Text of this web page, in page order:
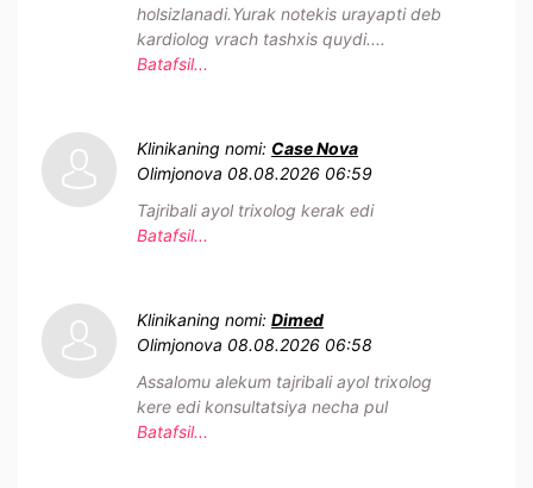
holsizlanadi.Yurak notekis urayapti deb
kardiolog vrach tashxis quydi....
Batafsil...
Klinikaning nomi: Case Nova
Olimjonova 08.08.2026 06:59
Tajribali ayol trixolog kerak edi
Batafsil...
Klinikaning nomi: Dimed
Olimjonova 08.08.2026 06:58
Assalomu alekum tajribali ayol trixolog
kere edi konsultatsiya necha pul
Batafsil...